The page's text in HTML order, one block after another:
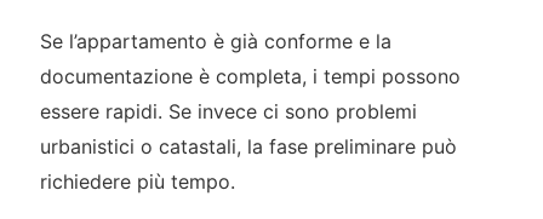
Se l’appartamento è già conforme e la
documentazione è completa, i tempi possono
essere rapidi. Se invece ci sono problemi
urbanistici o catastali, la fase preliminare può
richiedere più tempo.